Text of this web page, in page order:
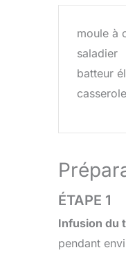
moule à
saladier
batteur
casserole
ÉTAPE 1
Infusion du
pendant